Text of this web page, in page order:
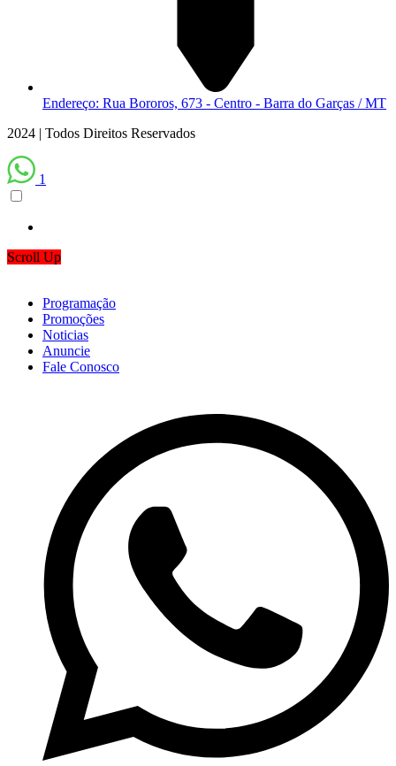
Endereço: Rua Bororos, 673 - Centro - Barra do Garças / MT
2024 | Todos Direitos Reservados
1
Scroll Up
Programação
Promoções
Noticias
Anuncie
Fale Conosco